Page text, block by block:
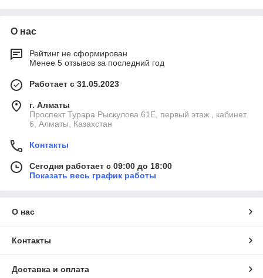
О нас
Рейтинг не сформирован
Менее 5 отзывов за последний год
Работает с 31.05.2023
г. Алматы
Проспект Турара Рыскулова 61Е, первый этаж , кабинет
6, Алматы, Казахстан
Контакты
Сегодня работает с 09:00 до 18:00
Показать весь график работы
О нас
Контакты
Доставка и оплата